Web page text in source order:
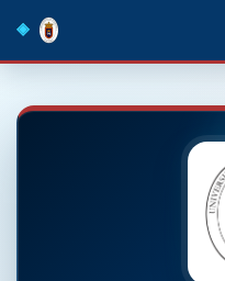
navigation